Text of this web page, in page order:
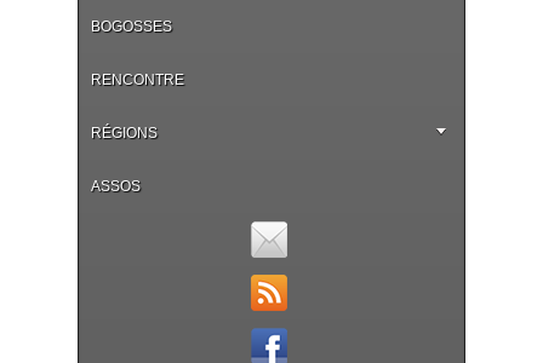
BOGOSSES
RENCONTRE
RÉGIONS
ASSOS